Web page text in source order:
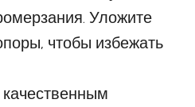
Уложите
чтобы избежать
качественным